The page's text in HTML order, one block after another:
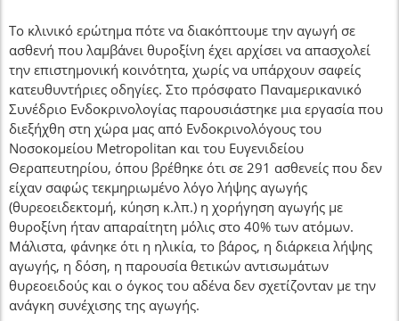
Το κλινικό ερώτημα πότε να διακόπτουμε την αγωγή σε
ασθενή που λαμβάνει θυροξίνη έχει αρχίσει να απασχολεί
την επιστημονική κοινότητα, χωρίς να υπάρχουν σαφείς
κατευθυντήριες οδηγίες. Στο πρόσφατο Παναμερικανικό
Συνέδριο Ενδοκρινολογίας παρουσιάστηκε μια εργασία που
διεξήχθη στη χώρα μας από Ενδοκρινολόγους του
Νοσοκομείου Metropolitan και του Ευγενιδείου
Θεραπευτηρίου, όπου βρέθηκε ότι σε 291 ασθενείς που δεν
είχαν σαφώς τεκμηριωμένο λόγο λήψης αγωγής
(θυρεοειδεκτομή, κύηση κ.λπ.) η χορήγηση αγωγής με
θυροξίνη ήταν απαραίτητη μόλις στο 40% των ατόμων.
Μάλιστα, φάνηκε ότι η ηλικία, το βάρος, η διάρκεια λήψης
αγωγής, η δόση, η παρουσία θετικών αντισωμάτων
θυρεοειδούς και ο όγκος του αδένα δεν σχετίζονταν με την
ανάγκη συνέχισης της αγωγής.